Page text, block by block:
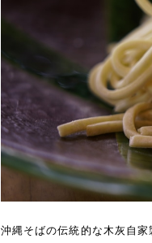
沖縄そばの伝統的な木灰自家